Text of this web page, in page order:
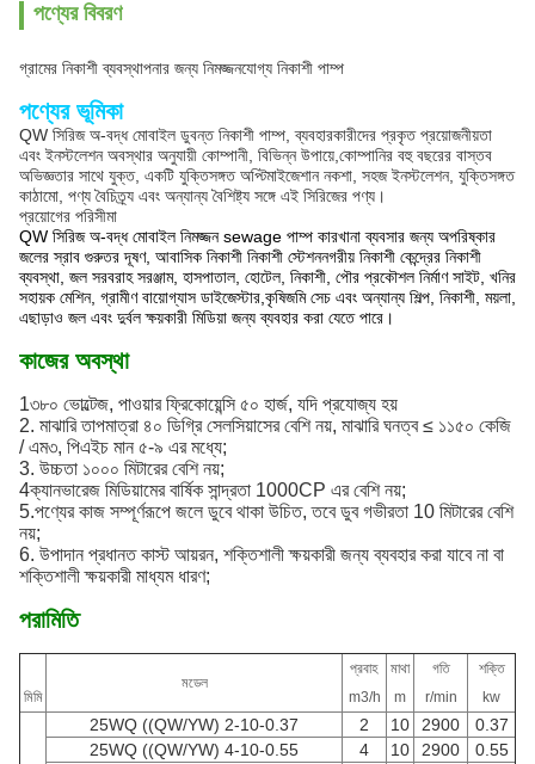
পণ্যের বিবরণ
গ্রামের নিকাশী ব্যবস্থাপনার জন্য নিমজ্জনযোগ্য নিকাশী পাম্প
পণ্যের ভূমিকা
QW সিরিজ অ-বদ্ধ মোবাইল ডুবন্ত নিকাশী পাম্প, ব্যবহারকারীদের প্রকৃত প্রয়োজনীয়তা
এবং ইনস্টলেশন অবস্থার অনুযায়ী কোম্পানী, বিভিন্ন উপায়ে,কোম্পানির বহু বছরের বাস্তব
অভিজ্ঞতার সাথে যুক্ত, একটি যুক্তিসঙ্গত অপ্টিমাইজেশান নকশা, সহজ ইনস্টলেশন, যুক্তিসঙ্গত
কাঠামো, পণ্য বৈচিত্র্য এবং অন্যান্য বৈশিষ্ট্য সঙ্গে এই সিরিজের পণ্য।
প্রয়োগের পরিসীমা
QW সিরিজ অ-বদ্ধ মোবাইল নিমজ্জন sewage পাম্প কারখানা ব্যবসার জন্য অপরিষ্কার
জলের স্রাব গুরুতর দূষণ, আবাসিক নিকাশী নিকাশী স্টেশননগরীয় নিকাশী কেন্দ্রের নিকাশী
ব্যবস্থা, জল সরবরাহ সরঞ্জাম, হাসপাতাল, হোটেল, নিকাশী, পৌর প্রকৌশল নির্মাণ সাইট, খনির
সহায়ক মেশিন, গ্রামীণ বায়োগ্যাস ডাইজেস্টার,কৃষিজমি সেচ এবং অন্যান্য শিল্প, নিকাশী, ময়লা,
এছাড়াও জল এবং দুর্বল ক্ষয়কারী মিডিয়া জন্য ব্যবহার করা যেতে পারে।
কাজের অবস্থা
1৩৮০ ভোল্টেজ, পাওয়ার ফ্রিকোয়েন্সি ৫০ হার্জ, যদি প্রযোজ্য হয়
2. মাঝারি তাপমাত্রা ৪০ ডিগ্রি সেলসিয়াসের বেশি নয়, মাঝারি ঘনত্ব ≤ ১১৫০ কেজি
/ এম৩, পিএইচ মান ৫-৯ এর মধ্যে;
3. উচ্চতা ১০০০ মিটারের বেশি নয়;
4ক্যানভারেজ মিডিয়ামের বার্ষিক সান্দ্রতা 1000CP এর বেশি নয়;
5.পণ্যের কাজ সম্পূর্ণরূপে জলে ডুবে থাকা উচিত, তবে ডুব গভীরতা 10 মিটারের বেশি
নয়;
6. উপাদান প্রধানত কাস্ট আয়রন, শক্তিশালী ক্ষয়কারী জন্য ব্যবহার করা যাবে না বা
শক্তিশালী ক্ষয়কারী মাধ্যম ধারণ;
পরামিতি
মিমি
মডেল
প্রবাহ
m3/h
মাথা
m
গতি
r/min
শক্তি
kw
25WQ ((QW/YW) 2-10-0.37 2 10 2900
0.37
25WQ ((QW/YW) 4-10-0.55
4 10 2900
0.55